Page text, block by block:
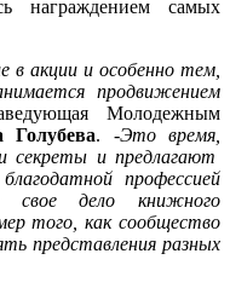
награждением самых
в акции и особенно тем,
продвижением
Молодежным
Голубева. -Это время,
секреты и предлагают
профессией
свое дело книжного
того, как сообщество
представления разных